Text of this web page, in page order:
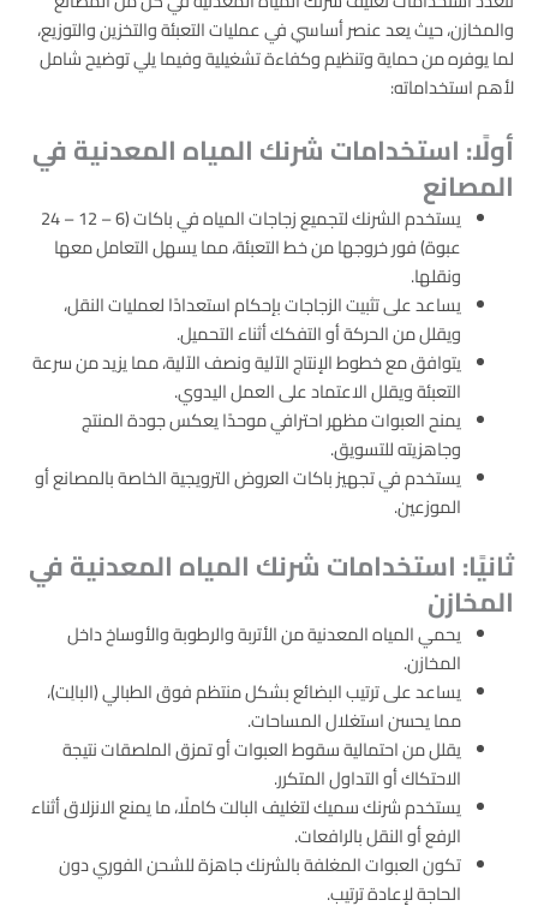
والمخازن، حيث يعد عنصر أساسي في عمليات التعبئة والتخزين والتوزيع،
لما يوفره من حماية وتنظيم وكفاءة تشغيلية وفيما يلي توضيح شامل
لأهم استخداماته:
أولًا: استخدامات شرنك المياه المعدنية في
المصانع
يستخدم الشرنك لتجميع زجاجات المياه في باكات (6 – 12 – 24
عبوة) فور خروجها من خط التعبئة، مما يسهل التعامل معها
ونقلها.
يساعد على تثبيت الزجاجات بإحكام استعدادًا لعمليات النقل،
ويقلل من الحركة أو التفكك أثناء التحميل.
يتوافق مع خطوط الإنتاج الآلية ونصف الآلية، مما يزيد من سرعة
التعبئة ويقلل الاعتماد على العمل اليدوي.
يمنح العبوات مظهر احترافي موحدًا يعكس جودة المنتج
وجاهزيته للتسويق.
يستخدم في تجهيز باكات العروض الترويجية الخاصة بالمصانع أو
الموزعين.
ثانيًا: استخدامات شرنك المياه المعدنية في
المخازن
يحمي المياه المعدنية من الأتربة والرطوبة والأوساخ داخل
المخازن.
يساعد على ترتيب البضائع بشكل منتظم فوق الطبالي (البالِت)،
مما يحسن استغلال المساحات.
يقلل من احتمالية سقوط العبوات أو تمزق الملصقات نتيجة
الاحتكاك أو التداول المتكرر.
يستخدم شرنك سميك لتغليف البالت كاملًا، ما يمنع الانزلاق أثناء
الرفع أو النقل بالرافعات.
تكون العبوات المغلفة بالشرنك جاهزة للشحن الفوري دون
الحاجة لإعادة ترتيب.